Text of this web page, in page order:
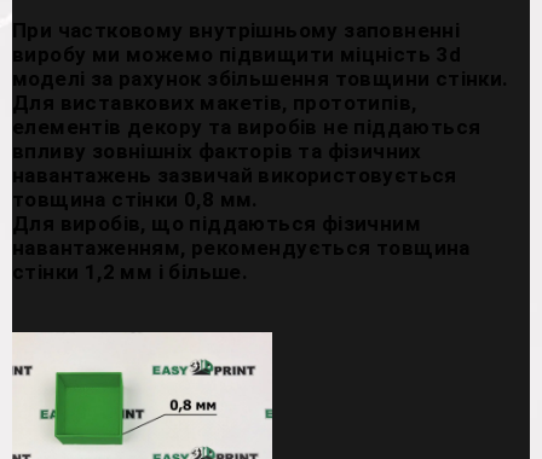
При частковому внутрішньому заповненні
виробу ми можемо підвищити міцність 3d
моделі за рахунок збільшення товщини стінки.
Для виставкових макетів, прототипів,
елементів декору та виробів не піддаються
впливу зовнішніх факторів та фізичних
навантажень зазвичай використовується
товщина стінки 0,8 мм.
Для виробів, що піддаються фізичним
навантаженням, рекомендується товщина
стінки 1,2 мм і більше.